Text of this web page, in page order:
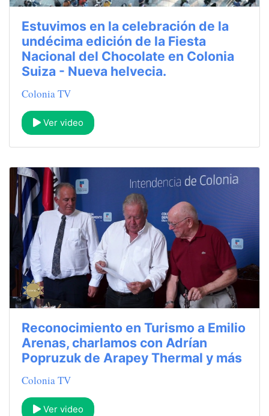
Estuvimos en la celebración de la
undécima edición de la Fiesta
Nacional del Chocolate en Colonia
Suiza - Nueva helvecia.
Colonia TV
Ver video
Reconocimiento en Turismo a Emilio
Arenas, charlamos con Adrían
Popruzuk de Arapey Thermal y más
Colonia TV
Ver video